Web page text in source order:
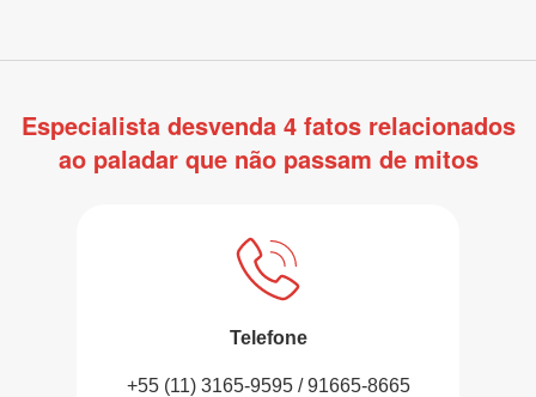
Especialista desvenda 4 fatos relacionados
ao paladar que não passam de mitos
Telefone
+55 (11) 3165-9595 / 91665-8665